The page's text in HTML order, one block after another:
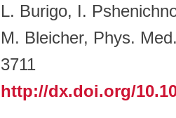
L. Burigo, I.
M. Bleicher, Phys.
3711
http://dx.doi.org/